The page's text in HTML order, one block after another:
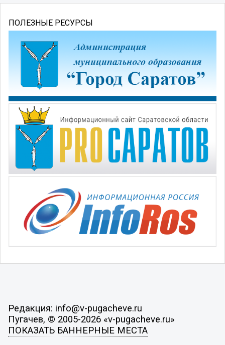
ПОЛЕЗНЫЕ РЕСУРСЫ
Редакция: info@v-pugacheve.ru
Пугачев, © 2005-2026 «v-pugacheve.ru»
ПОКАЗАТЬ БАННЕРНЫЕ МЕСТА